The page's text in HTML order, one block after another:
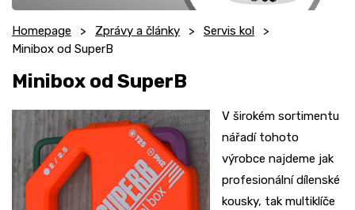
Homepage Zprávy a články
Servis kol
Minibox od SuperB
Minibox od SuperB
V širokém sortimentu
nářadí tohoto
výrobce najdeme jak
profesionální dílenské
kousky, tak multiklíče